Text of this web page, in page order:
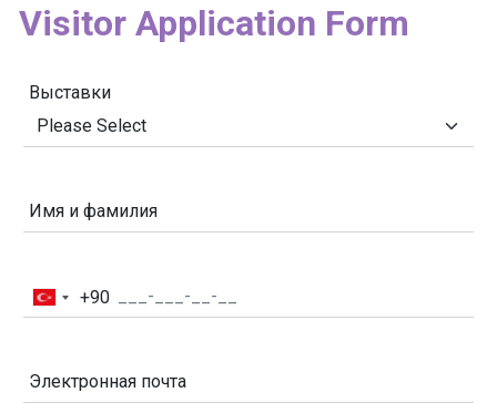
Контакты
RU EN
Visitor Application Form
Выставки
Имя и фамилия
Turkey+90
Электронная почта